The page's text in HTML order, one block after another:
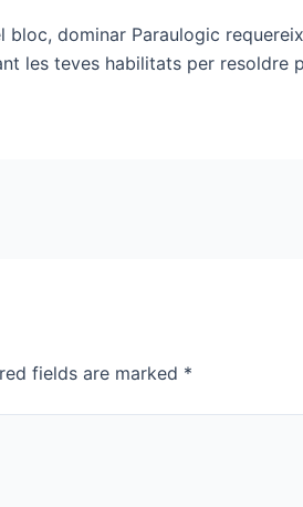
dominar Paraulogic
les teves habilitats per
fields are marked *